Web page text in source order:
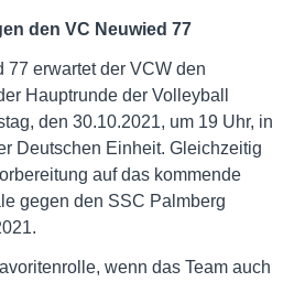
den VC Neuwied 77
77 erwartet der VCW den
Hauptrunde der Volleyball
den 30.10.2021, um 19 Uhr, in
Deutschen Einheit. Gleichzeitig
auf das kommende
gegen den SSC Palmberg
wenn das Team auch